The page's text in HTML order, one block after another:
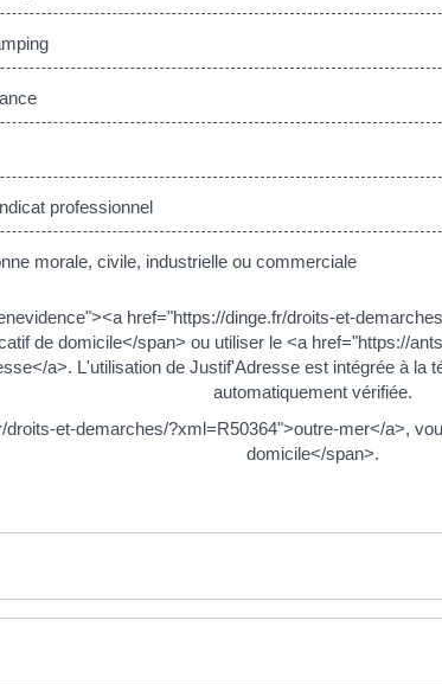
professionnel
morale, civile, industrielle ou commerciale
href="https://dinge.fr/droits-et-
de domicile</span> ou utiliser le <a href="https://
a>. L'utilisation de Justif'Adresse est intégrée à la
automatiquement vérifiée.
et-demarches/?xml=R50364">outre-mer</a>,
domicile</span>.